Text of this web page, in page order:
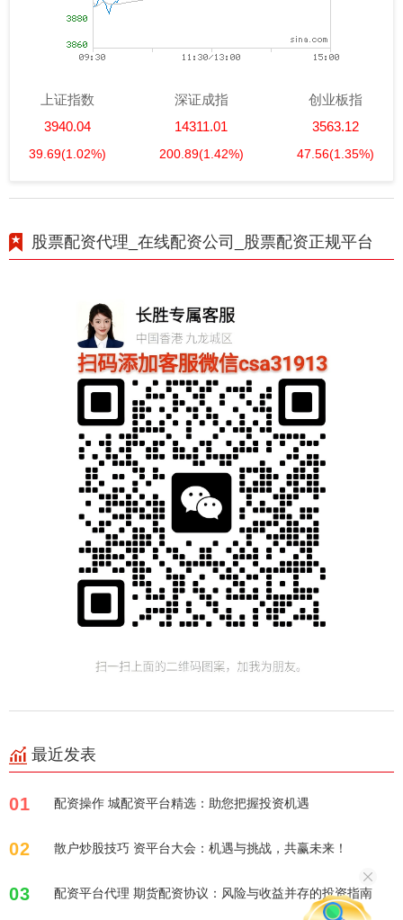
上证指数
3940.04
39.69(1.02%)
深证成指
14311.01
200.89(1.42%)
创业板指
3563.12
47.56(1.35%)
股票配资代理_在线配资公司_股票配资正规平台
最近发表
01 配资操作 城配资平台精选：助您把握投资机遇
02 散户炒股技巧 资平台大会：机遇与挑战，共赢未来！
03 配资平台代理 期货配资协议：风险与收益并存的投资指南